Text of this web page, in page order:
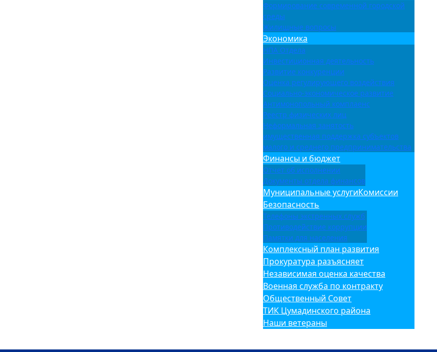
Формирование современной городской
среды
Жилищные вопросы
Экономика
НПА Отдела
Инвестиционная деятельность
Развитие конкуренции
Оценка регулирующего воздействия
Социально-экономическое развитие
Антимонопольный комплаенс
Реестр физических лиц
Неформальная занятость
имущественная поддержка субъектов
малого и среднего предпринимательства
Финансы и бюджет
Отчет об исполнении
Документы отдела финансов
Муниципальные услугиКомиссии
Безопасность
Телефоны экстренных служб
Противодействие коррупции
Памятки для населения
Комплексный план развития
Прокуратура разъясняет
Независимая оценка качества
Военная служба по контракту
Общественный Совет
ТИК Цумадинского района
Наши ветераны